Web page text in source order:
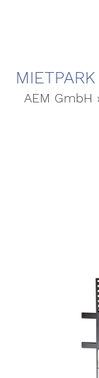
MIETPARK
AEM GmbH